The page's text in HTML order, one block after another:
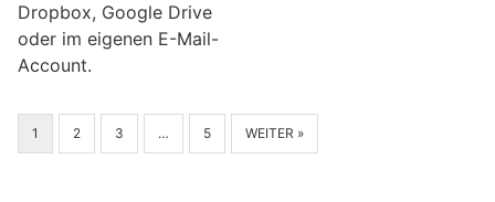
Dropbox, Google Drive
oder im eigenen E-Mail-
Account.
1 2 3 … 5 WEITER »